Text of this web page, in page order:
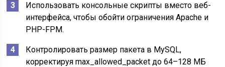
Использовать консольные скрипты вместо веб-
интерфейса, чтобы обойти ограничения Apache и
PHP-FPM.
Контролировать размер пакета в MySQL,
корректируя max_allowed_packet до 64–128 МБ